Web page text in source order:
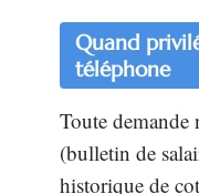
Quand
téléphone
Toute
(bulletin de
historique de